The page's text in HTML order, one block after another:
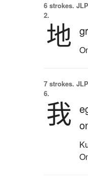
6 strokes.
2.
地
7 strokes.
6.
我